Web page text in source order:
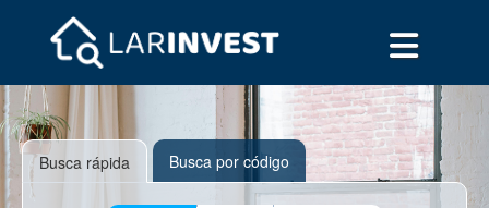
Busca rápida Busca por código